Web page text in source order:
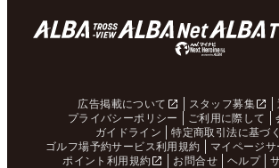
広告掲載について スタッフ募集
プライバシーポリシー
ご利用に際して
ガイドライン
特定商取引法に基づ
ゴルフ場予約サービス利用規約
マイページ
ポイント利用規約
お問合せ ヘルプ